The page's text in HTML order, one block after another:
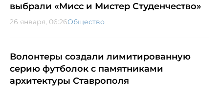
выбрали «Мисс и Мистер Студенчество»
26 января, 06:26Общество
Волонтеры создали лимитированную
серию футболок с памятниками
архитектуры Ставрополя